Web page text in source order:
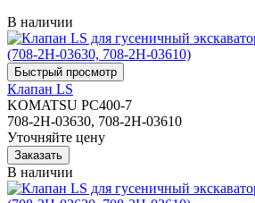
В наличии
Клапан LS
KOMATSU PC400-7
708-2H-03630, 708-2H-03610
Уточняйте цену
В наличии